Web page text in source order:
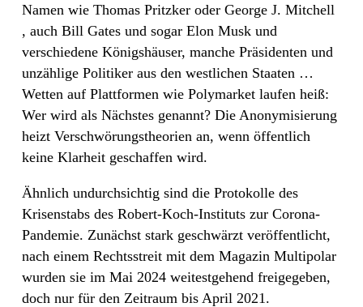
Namen wie Thomas Pritzker oder George J. Mitchell
, auch Bill Gates und sogar Elon Musk und
verschiedene Königshäuser, manche Präsidenten und
unzählige Politiker aus den westlichen Staaten …
Wetten auf Plattformen wie Polymarket laufen heiß:
Wer wird als Nächstes genannt? Die Anonymisierung
heizt Verschwörungstheorien an, wenn öffentlich
keine Klarheit geschaffen wird.
Ähnlich undurchsichtig sind die Protokolle des
Krisenstabs des Robert-Koch-Instituts zur Corona-
Pandemie. Zunächst stark geschwärzt veröffentlicht,
nach einem Rechtsstreit mit dem Magazin Multipolar
wurden sie im Mai 2024 weitestgehend freigegeben,
doch nur für den Zeitraum bis April 2021.